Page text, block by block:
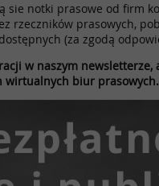
notki prasowe od firm
rzeczników prasowych,
(za zgodą
w naszym
wirtualnych biur prasowych.